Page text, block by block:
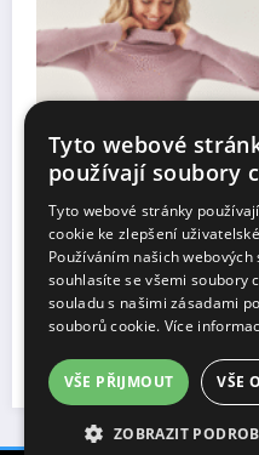
Jak stylově přežít
tipy od TATUUM
Tyto webové
používají soubory
Tyto webové stránky
cookie ke zlepšení
Používáním našich webových
souhlasíte se všemi soubory
souladu s našimi zásadami
souborů cookie. Více
VŠE PŘIJMOUT VŠE
ZOBRAZIT